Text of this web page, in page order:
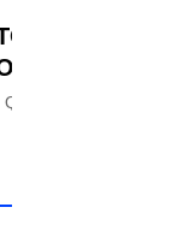
VENTA